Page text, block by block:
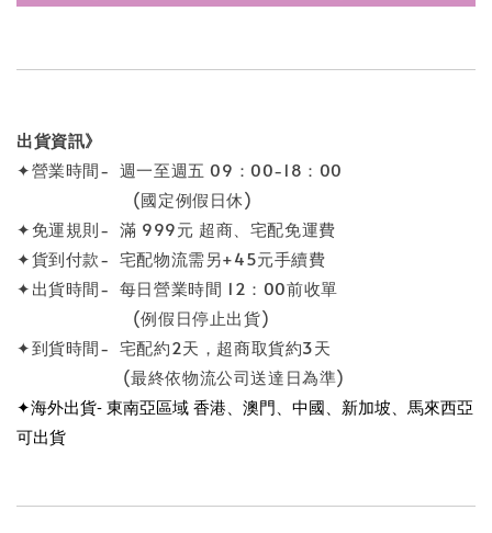
出貨資訊》
✦營業時間- 週一至週五 09：00-18：00
(國定例假日休)
✦免運規則- 滿 999元 超商、宅配免運費
✦貨到付款- 宅配物流需另+45元手續費
✦出貨時間- 每日營業時間 12：00前收單
(例假日停止出貨)
✦到貨時間- 宅配約2天，超商取貨約3天
(最終依物流公司送達日為準)
✦海外出貨- 東南亞區域 香港、澳門、中國、新加坡、馬來西亞
可出貨